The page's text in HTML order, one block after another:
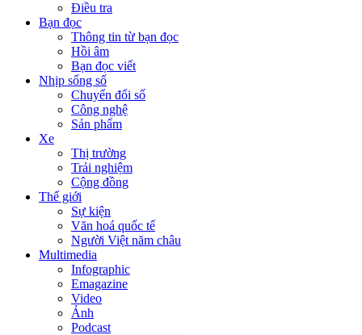
Điều tra
Bạn đọc
Thông tin từ bạn đọc
Hồi âm
Bạn đọc viết
Nhịp sống số
Chuyển đổi số
Công nghệ
Sản phẩm
Xe
Thị trường
Trải nghiệm
Cộng đồng
Thế giới
Sự kiện
Văn hoá quốc tế
Người Việt năm châu
Multimedia
Infographic
Emagazine
Video
Ảnh
Podcast